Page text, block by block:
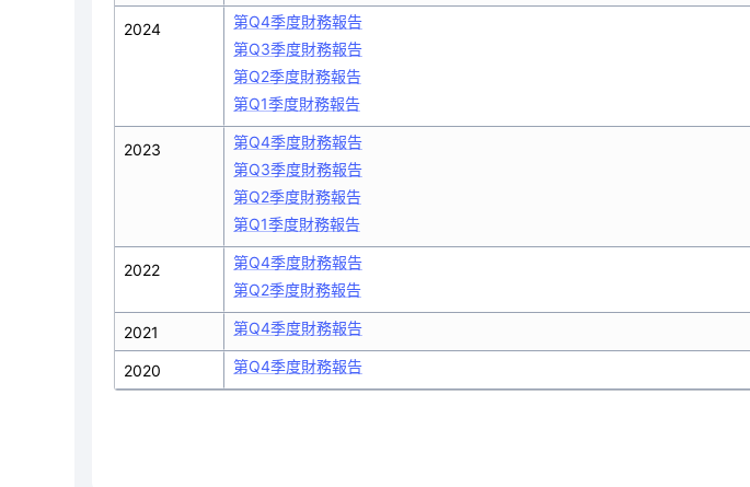
2024
2023
2022
2021
2020
第Q4季度財務報告
第Q3季度財務報告
第Q2季度財務報告
第Q1季度財務報告
第Q4季度財務報告
第Q3季度財務報告
第Q2季度財務報告
第Q1季度財務報告
第Q4季度財務報告
第Q2季度財務報告
第Q4季度財務報告
第Q4季度財務報告